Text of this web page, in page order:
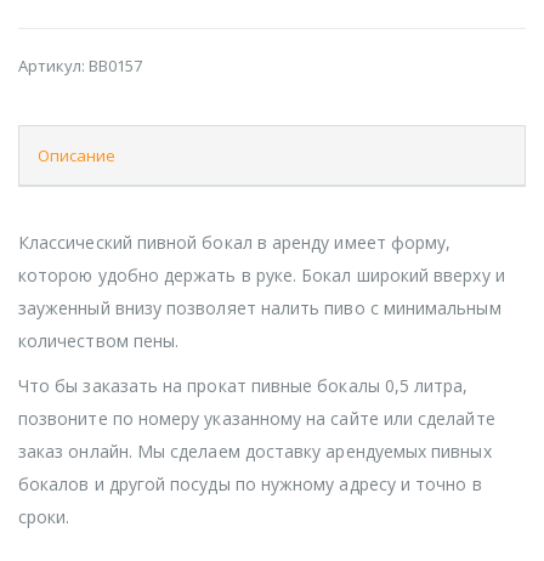
Артикул: BB0157
Описание
Классический пивной бокал в аренду имеет форму,
которою удобно держать в руке. Бокал широкий вверху и
зауженный внизу позволяет налить пиво с минимальным
количеством пены.
Что бы заказать на прокат пивные бокалы 0,5 литра,
позвоните по номеру указанному на сайте или сделайте
заказ онлайн. Мы сделаем доставку арендуемых пивных
бокалов и другой посуды по нужному адресу и точно в
сроки.